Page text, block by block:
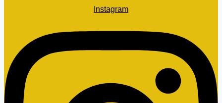
Instagram